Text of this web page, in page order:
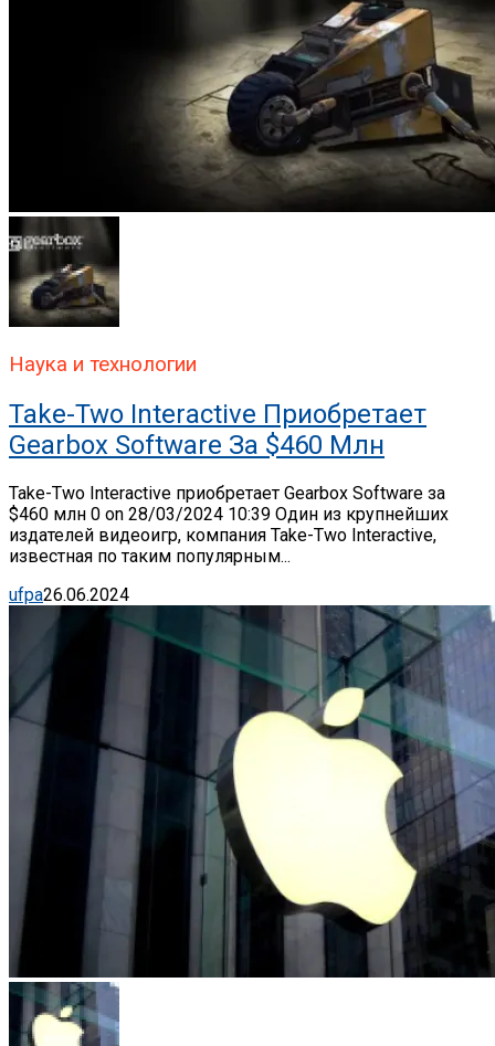
Наука и технологии
Take-Two Interactive Приобретает
Gearbox Software За $460 Млн
Take-Two Interactive приобретает Gearbox Software за
$460 млн 0 on 28/03/2024 10:39 Один из крупнейших
издателей видеоигр, компания Take-Two Interactive,
известная по таким популярным...
ufpa26.06.2024